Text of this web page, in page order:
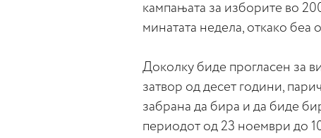
кампањата за изборите во
минатата недела, откако беа
Доколку биде прогласен за
затвор од десет години,
забрана да бира и да биде
периодот од 23 ноември до